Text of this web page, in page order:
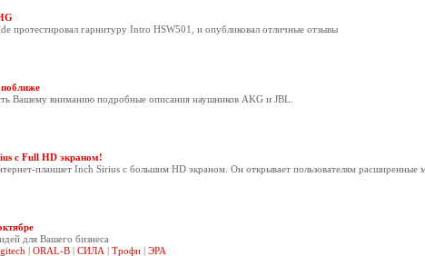
протестировал гарнитуру Intro HSW501, и опубликовал отличные отзывы
Вашему вниманию подробные описания наушников AKG и JBL.
с Full HD экраном!
планшет Inch Sirius с большим HD экраном. Он открывает пользователям расширенные
для Вашего бизнеса
| ORAL-B| СИЛА | Трофи| ЭРА